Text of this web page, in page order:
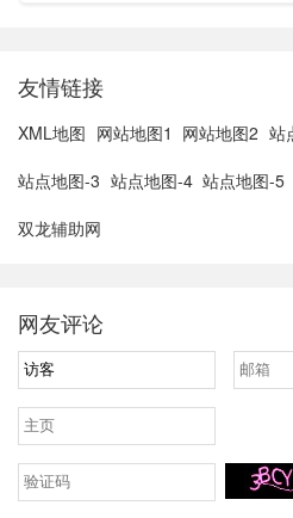
友情链接
XML地图 网站地图1 网站地图2 站
站点地图-3 站点地图-4 站点地图-5
双龙辅助网
网友评论